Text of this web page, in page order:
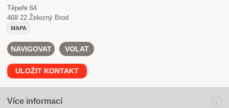
Těpeře 64
468 22 Železný Brod
MAPA
NAVIGOVAT VOLAT
ULOŽIT KONTAKT
Více informací